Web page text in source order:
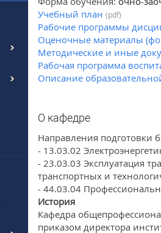
Учебный план (pdf)
Рабочие программы
Оценочные материалы
Методические и иные
Рабочая программа
Описание
О кафедре
Направления подготовки
- 13.03.02
- 23.03.03 Эксплуатация
транспортных и
- 44.03.04
История
Кафедра
приказом директора